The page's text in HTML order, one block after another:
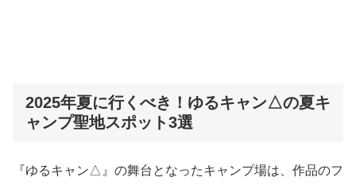
2025年夏に行くべき！ゆるキャン△の夏キ
ャンプ聖地スポット3選
『ゆるキャン△』の舞台となったキャンプ場は、作品のフ